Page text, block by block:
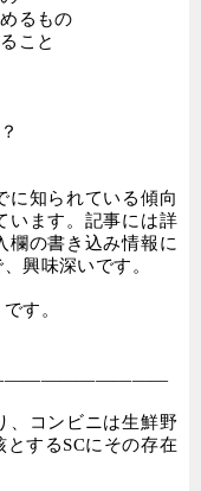
るもの
こと
に知られている傾向
います。記事には詳
欄の書き込み情報に
興味深いです。
す。
、コンビニは生鮮野
とするSCにその存在